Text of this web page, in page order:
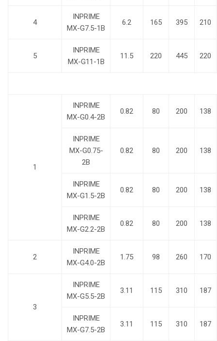
4
INPRIME
MX-G7.5-1B
6.2 165 395 210
5
INPRIME
MX-G11-1B
11.5 220 445 220
1
INPRIME
MX-G0.4-2B
0.82 80 200 138
INPRIME
MX-G0.75-
2B
0.82 80 200 138
INPRIME
MX-G1.5-2B
0.82 80 200 138
INPRIME
MX-G2.2-2B
0.82 80 200 138
2
INPRIME
MX-G4.0-2B
1.75 98 260 170
3
INPRIME
MX-G5.5-2B
3.11 115 310 187
INPRIME
MX-G7.5-2B
3.11 115 310 187